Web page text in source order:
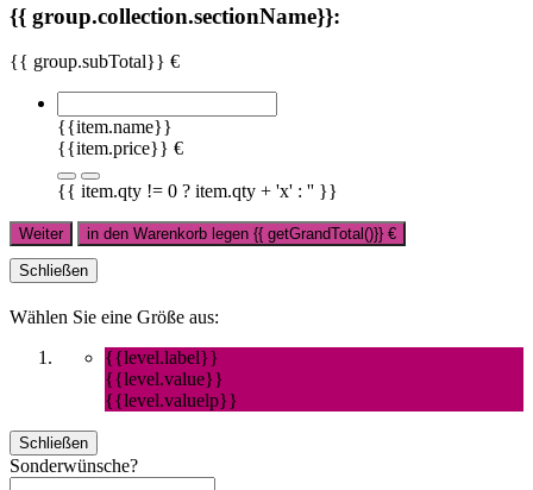
{{ group.collection.sectionName}}:
{{ group.subTotal}} €
{{item.name}}
{{item.price}} €
{{ item.qty != 0 ? item.qty + 'x' : '' }}
Weiter in den Warenkorb legen {{ getGrandTotal()}} €
Schließen
Wählen Sie eine Größe aus:
{{level.label}}
{{level.value}}
{{level.valuelp}}
Schließen
Sonderwünsche?